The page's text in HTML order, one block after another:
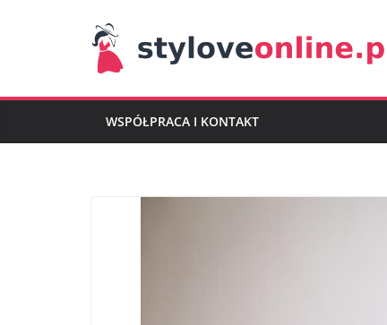
WSPÓŁPRACA I KONTAKT